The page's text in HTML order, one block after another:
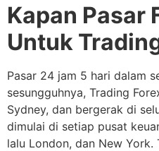
Kapan Pasar
Untuk
Pasar 24 jam 5 hari dalam
sesungguhnya, Trading
Sydney, dan bergerak di
dimulai di setiap pusat
lalu London, dan New